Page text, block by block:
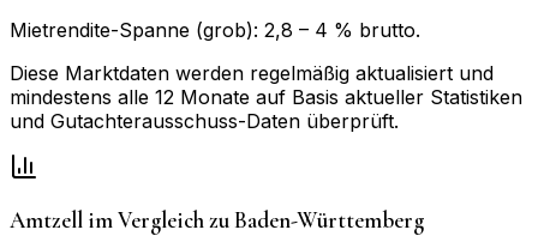
Mietrendite-Spanne (grob): 2,8 – 4 % brutto.
Diese Marktdaten werden regelmäßig aktualisiert und
mindestens alle 12 Monate auf Basis aktueller Statistiken
und Gutachterausschuss-Daten überprüft.
Amtzell im Vergleich zuBaden-Württemberg